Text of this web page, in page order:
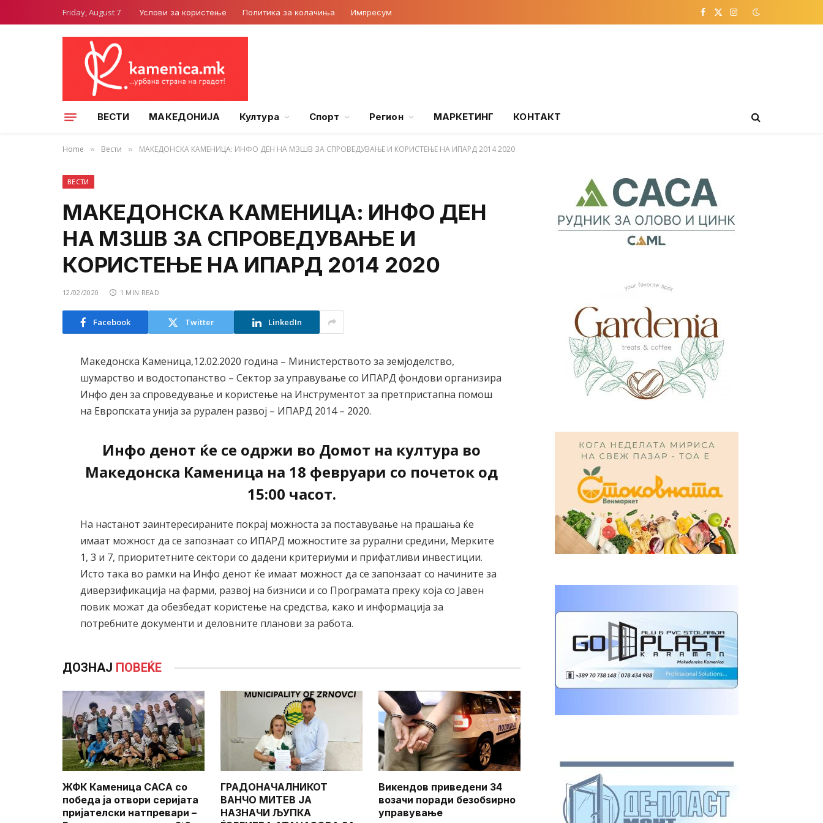
Friday, August 7 Услови за користење Политика за колачиња Импресум Facebook
X
Instagram
ВЕСТИ МАКЕДОНИЈА Култура Спорт Регион МАРКЕТИНГ КОНТАКТ
Home » Вести » МАКЕДОНСКА КАМЕНИЦА: ИНФО ДЕН НА МЗШВ ЗА СПРОВЕДУВАЊЕ И КОРИСТЕЊЕ НА ИПАРД 2014 2020
ВЕСТИ
МАКЕДОНСКА КАМЕНИЦА: ИНФО ДЕН
НА МЗШВ ЗА СПРОВЕДУВАЊЕ И
КОРИСТЕЊЕ НА ИПАРД 2014 2020
12/02/2020 1 MIN READ
Facebook Twitter LinkedIn
Македонска Каменица,12.02.2020 година – Министерството за земјоделство,
шумарство и водостопанство – Сектор за управување со ИПАРД фондови организира
Инфо ден за спроведување и користење на Инструментот за претпристапна помош
на Европската унија за рурален развој – ИПАРД 2014 – 2020.
Инфо денот ќе се одржи во Домот на култура во
Македонска Каменица на 18 февруари со почеток од
15:00 часот.
На настанот заинтересираните покрај можноста за поставување на прашања ќе
имаат можност да се запознаат со ИПАРД можностите за рурални средини, Мерките
1, 3 и 7, приоритетните сектори со дадени критериуми и прифатливи инвестиции.
Исто така во рамки на Инфо денот ќе имаат можност да се запонзаат со начините за
диверзификација на фарми, развој на бизниси и со Програмата преку која со Јавен
повик можат да обезбедат користење на средства, како и информација за
потребните документи и деловните планови за работа.
ДОЗНАЈ ПОВЕЌЕ
ЖФК Каменица САСА со
победа ја отвори серијата
пријателски натпревари –
ГРАДОНАЧАЛНИКОТ
ВАНЧО МИТЕВ ЈА
НАЗНАЧИ ЉУПКА
Викендов приведени 34
возачи поради безобѕирно
управување